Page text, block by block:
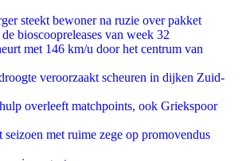
steekt bewoner na ruzie over pakket
bioscoopreleases van week 32
met 146 km/u door het centrum van
veroorzaakt scheuren in dijken Zuid-
overleeft matchpoints, ook Griekspoor
seizoen met ruime zege op promovendus